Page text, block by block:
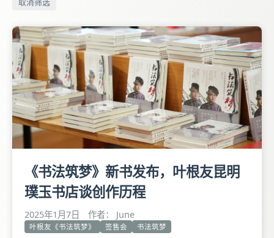
《书法筑梦》新书发布，叶根友昆明
璞玉书店谈创作历程
2025年1月7日 作者： June
叶根友《书法筑梦》 签售会 书法筑梦